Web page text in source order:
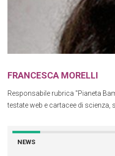
FRANCESCA MORELLI
Responsabile rubrica "Pianeta
testate web e cartacee di scienza,
NEWS